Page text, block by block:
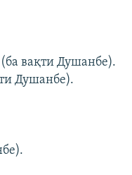
вақти Душанбе).
Душанбе).